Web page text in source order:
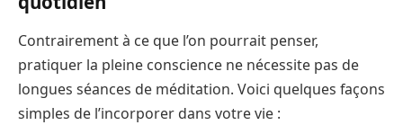
Contrairement à ce que l’on pourrait penser,
pratiquer la pleine conscience ne nécessite pas de
longues séances de méditation. Voici quelques façons
simples de l’incorporer dans votre vie :